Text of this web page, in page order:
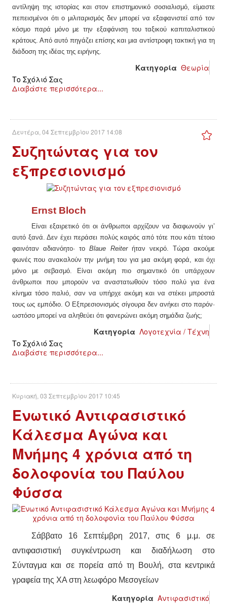
αντίληψη της ιστορίας και στον επιστημονικό σοσιαλισμό, είμαστε
πεπεισμένοι ότι ο μιλιταρισμός δεν μπορεί να εξαφανιστεί από τον
κόσμο παρά μόνο με την εξαφάνιση του ταξικού καπιταλιστικού
κράτους. Από αυτό πηγάζει επίσης και μια αντίστροφη τακτική για τη
διάδοση της ιδέας της ειρήνης.
Κατηγορία Θεωρία
Το Σχόλιό Σας
Διαβάστε περισσότερα...
Δευτέρα, 04 Σεπτεμβρίου 2017 14:08
Συζητώντας για τον
εξπρεσιονισμό
Ernst Bloch
Είναι εξαιρετικό ότι οι άνθρωποι αρχίζουν να διαφωνούν γι’
αυτό ξανά. Δεν έχει περάσει πολύς καιρός από τότε που κάτι τέτοιο
φαινόταν αδιανόητο· τοBlaue Reiterήταν νεκρό. Τώρα ακούμε
φωνές που ανακαλούν την μνήμη του για μια ακόμη φορά, και όχι
μόνο με σεβασμό. Είναι ακόμη πιο σημαντικό ότι υπάρχουν
άνθρωποι που μπορούν να αναστατωθούν τόσο πολύ για ένα
κίνημα τόσο παλιό, σαν να υπήρχε ακόμη και να στέκει μπροστά
τους ως εμπόδιο. Ο Εξπρεσιονισμός σίγουρα δεν ανήκει στο παρόν·
ωστόσο μπορεί να αληθεύει ότι φανερώνει ακόμη σημάδια ζωής;
Κατηγορία Λογοτεχνία / Τέχνη
Το Σχόλιό Σας
Διαβάστε περισσότερα...
Κυριακή, 03 Σεπτεμβρίου 2017 10:45
Ενωτικό Αντιφασιστικό
Κάλεσμα Αγώνα και
Μνήμης 4 χρόνια από τη
δολοφονία του Παύλου
Φύσσα
Σάββατο 16 Σεπτέμβρη 2017, στις 6 μ.μ. σε
αντιφασιστική συγκέντρωση και διαδήλωση στο
Σύνταγμα και σε πορεία από τη Βουλή, στα κεντρικά
γραφεία της ΧΑ στη λεωφόρο Μεσογείων
Κατηγορία Αντιφασιστικό